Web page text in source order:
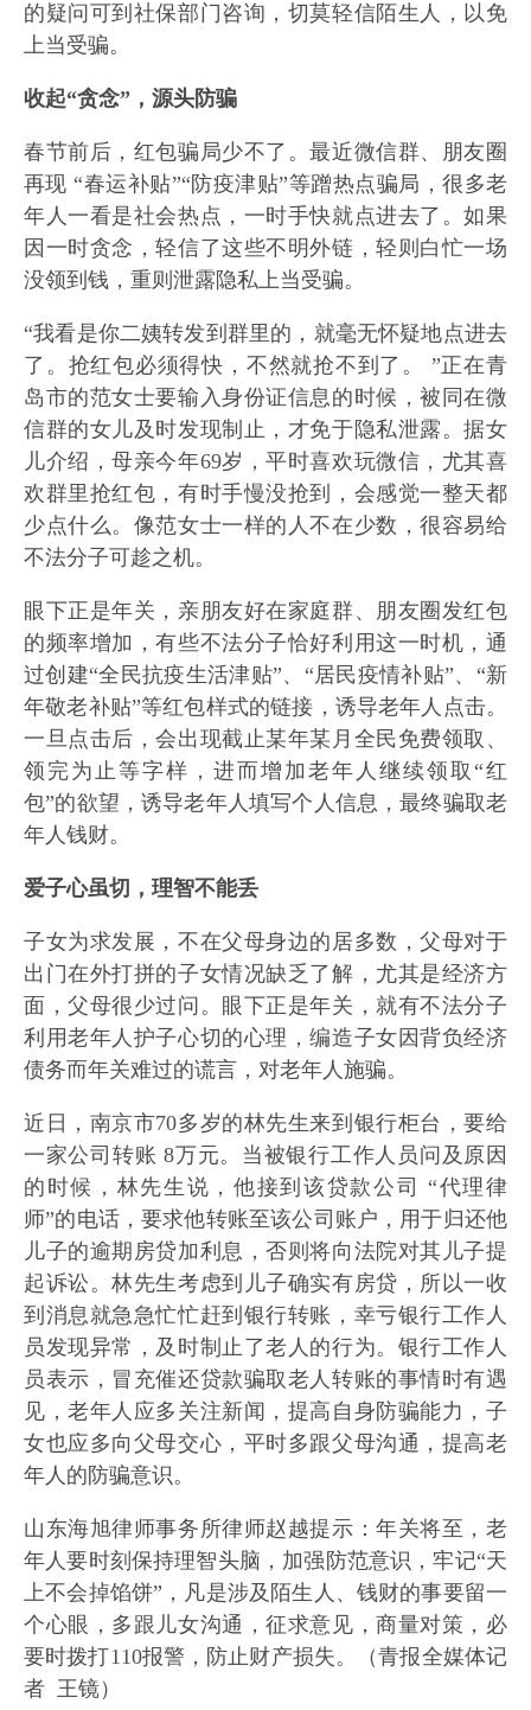
的疑问可到社保部门咨询，切莫轻信陌生人，以免
上当受骗。
收起“贪念”， 源头防骗
春节前后，红包骗局少不了。最近微信群、朋友圈
再现 “春运补贴”“防疫津贴”等蹭热点骗局，很多老
年人一看是社会热点，一时手快就点进去了。如果
因一时贪念，轻信了这些不明外链，轻则白忙一场
没领到钱，重则泄露隐私上当受骗。
“我看是你二姨转发到群里的，就毫无怀疑地点进去
了。抢红包必须得快，不然就抢不到了。 ”正在青
岛市的范女士要输入身份证信息的时候，被同在微
信群的女儿及时发现制止，才免于隐私泄露。据女
儿介绍，母亲今年69岁，平时喜欢玩微信，尤其喜
欢群里抢红包，有时手慢没抢到，会感觉一整天都
少点什么。像范女士一样的人不在少数，很容易给
不法分子可趁之机。
眼下正是年关，亲朋友好在家庭群、朋友圈发红包
的频率增加，有些不法分子恰好利用这一时机，通
过创建“全民抗疫生活津贴”、“居民疫情补贴”、“新
年敬老补贴”等红包样式的链接，诱导老年人点击。
一旦点击后，会出现截止某年某月全民免费领取、
领完为止等字样，进而增加老年人继续领取“红
包”的欲望，诱导老年人填写个人信息，最终骗取老
年人钱财。
爱子心虽切， 理智不能丢
子女为求发展，不在父母身边的居多数，父母对于
出门在外打拼的子女情况缺乏了解，尤其是经济方
面，父母很少过问。眼下正是年关，就有不法分子
利用老年人护子心切的心理，编造子女因背负经济
债务而年关难过的谎言，对老年人施骗。
近日，南京市70多岁的林先生来到银行柜台，要给
一家公司转账 8万元。当被银行工作人员问及原因
的时候，林先生说，他接到该贷款公司 “代理律
师”的电话，要求他转账至该公司账户，用于归还他
儿子的逾期房贷加利息，否则将向法院对其儿子提
起诉讼。林先生考虑到儿子确实有房贷，所以一收
到消息就急急忙忙赶到银行转账，幸亏银行工作人
员发现异常，及时制止了老人的行为。银行工作人
员表示，冒充催还贷款骗取老人转账的事情时有遇
见，老年人应多关注新闻，提高自身防骗能力，子
女也应多向父母交心，平时多跟父母沟通，提高老
年人的防骗意识。
山东海旭律师事务所律师赵越提示：年关将至，老
年人要时刻保持理智头脑，加强防范意识，牢记“天
上不会掉馅饼”，凡是涉及陌生人、钱财的事要留一
个心眼，多跟儿女沟通，征求意见，商量对策，必
要时拨打110报警，防止财产损失。（青报全媒体记
者 王镜）